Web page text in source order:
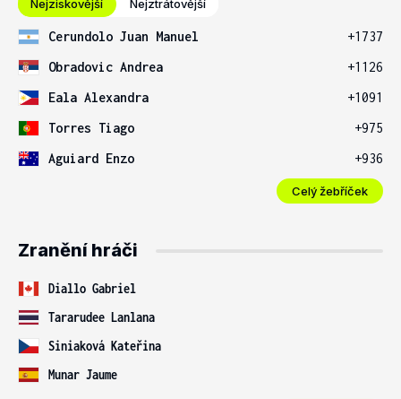
Nejziskovější Nejztrátovější
Cerundolo Juan Manuel
+1737
Obradovic Andrea
+1126
Eala Alexandra
+1091
Torres Tiago
+975
Aguiard Enzo
+936
Celý žebříček
Zranění hráči
Diallo Gabriel
Tararudee Lanlana
Siniaková Kateřina
Munar Jaume